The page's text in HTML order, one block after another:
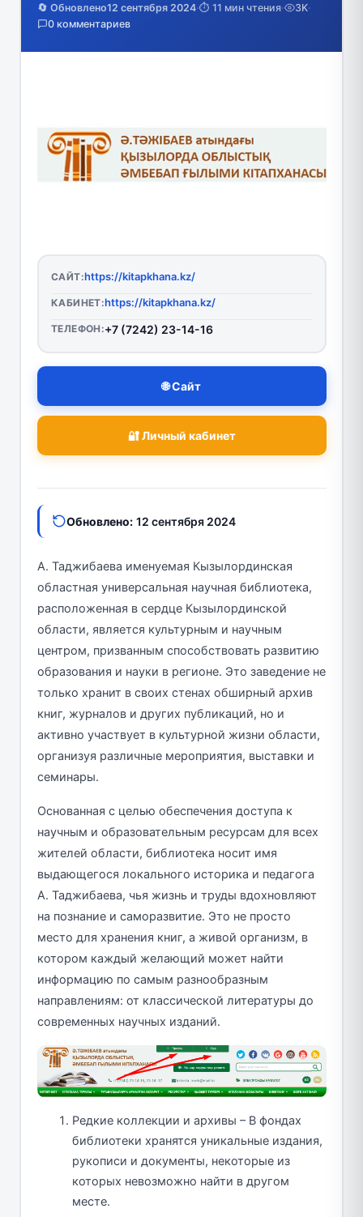
🔄 Обновлено12 сентября 2024·⏱️ 11 мин чтения· 3K·
0 комментариев
САЙТ:https://kitapkhana.kz/
КАБИНЕТ:https://kitapkhana.kz/
ТЕЛЕФОН:+7 (7242) 23-14-16
🌐 Сайт
🔐 Личный кабинет
Обновлено: 12 сентября 2024
А. Таджибаева именуемая Кызылординская
областная универсальная научная библиотека,
расположенная в сердце Кызылординской
области, является культурным и научным
центром, призванным способствовать развитию
образования и науки в регионе. Это заведение не
только хранит в своих стенах обширный архив
книг, журналов и других публикаций, но и
активно участвует в культурной жизни области,
организуя различные мероприятия, выставки и
семинары.
Основанная с целью обеспечения доступа к
научным и образовательным ресурсам для всех
жителей области, библиотека носит имя
выдающегося локального историка и педагога
А. Таджибаева, чья жизнь и труды вдохновляют
на познание и саморазвитие. Это не просто
место для хранения книг, а живой организм, в
котором каждый желающий может найти
информацию по самым разнообразным
направлениям: от классической литературы до
современных научных изданий.
Редкие коллекции и архивы – В фондах
библиотеки хранятся уникальные издания,
рукописи и документы, некоторые из
которых невозможно найти в другом
месте.